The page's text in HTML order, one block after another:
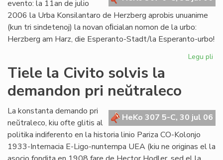
evento: la 11an de julio
2006 la Urba Konsilantaro de Herzberg aprobis unuanime
(kun tri sindetenoj) la novan oﬁcialan nomon de la urbo:
Herzberg am Harz, die Esperanto-Stadt/la Esperanto-urbo!
Legu pli
Tiele la Civito solvis la
demandon pri neŭtraleco
HeKo 307 5-C, 30 jul 06
La konstanta demando pri
neŭtraleco, kiu ofte glitis al
politika indiferento en la historia linio Pariza CO-Kolonjo
1933-Internacia E-Ligo-nuntempa UEA (kiu ne originas el la